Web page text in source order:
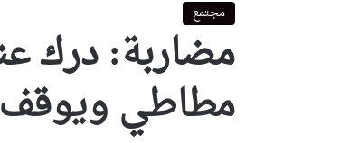
مجتمع
مطاطي ويوقف 7 أشخاص مشتبه فيهم